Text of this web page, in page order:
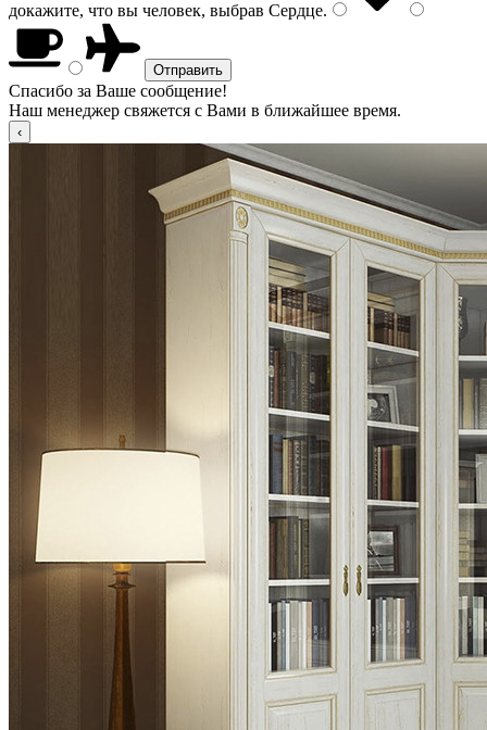
докажите, что вы человек, выбрав Сердце.
Спасибо за Ваше сообщение!
Наш менеджер свяжется с Вами в ближайшее время.